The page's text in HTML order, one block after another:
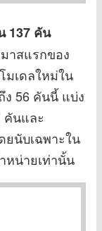
137 คัน
าสแรกของ
มเดลใหม่ใน
56 คันนี้ แบ่ง
คันและ
ยนับเฉพาะใน
หน่ายเท่านั้น